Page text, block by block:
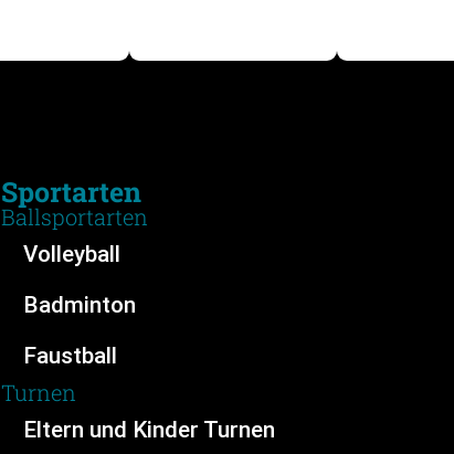
Sportarten
Ballsportarten
Volleyball
Badminton
Faustball
Turnen
Eltern und Kinder Turnen